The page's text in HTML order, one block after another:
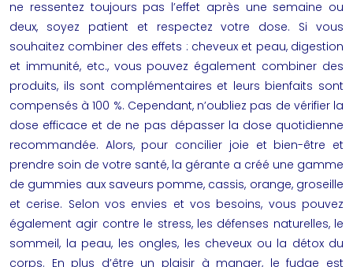
ne ressentez toujours pas l’effet après une semaine ou
deux, soyez patient et respectez votre dose. Si vous
souhaitez combiner des effets : cheveux et peau, digestion
et immunité, etc., vous pouvez également combiner des
produits, ils sont complémentaires et leurs bienfaits sont
compensés à 100 %. Cependant, n’oubliez pas de vérifier la
dose efficace et de ne pas dépasser la dose quotidienne
recommandée. Alors, pour concilier joie et bien-être et
prendre soin de votre santé, la gérante a créé une gamme
de gummies aux saveurs pomme, cassis, orange, groseille
et cerise. Selon vos envies et vos besoins, vous pouvez
également agir contre le stress, les défenses naturelles, le
sommeil, la peau, les ongles, les cheveux ou la détox du
corps. En plus d’être un plaisir à manger, le fudge est